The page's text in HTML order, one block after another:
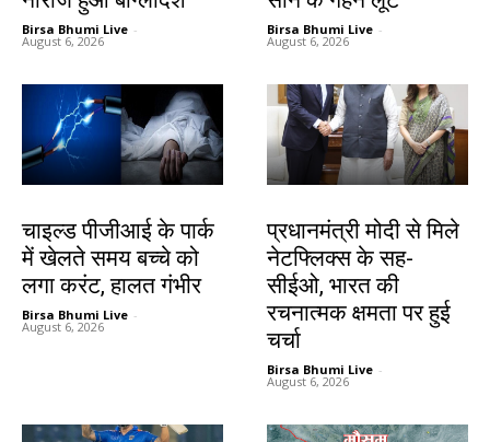
Birsa Bhumi Live -
August 6, 2026
Birsa Bhumi Live -
August 6, 2026
चाइल्ड पीजीआई के पार्क
में खेलते समय बच्चे को
लगा करंट, हालत गंभीर
Birsa Bhumi Live -
August 6, 2026
प्रधानमंत्री मोदी से मिले
नेटफ्लिक्स के सह-
सीईओ, भारत की
रचनात्मक क्षमता पर हुई
चर्चा
Birsa Bhumi Live -
August 6, 2026